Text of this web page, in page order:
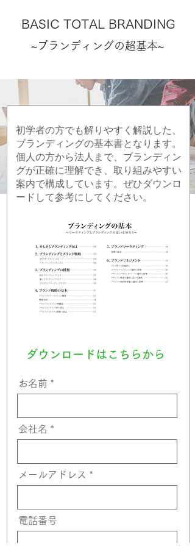
BASIC TOTAL BRANDING
~ブランディングの超基本~
初学者の方でも解りやすく解説した、
ブランディングの基本書となります。
個人の方から法人まで、ブランディン
グが正確に理解でき、取り組みやすい
案内で構成しています。ぜひダウンロ
ードして参考にしてください。
ダウンロードはこちらから
お名前
会社名
メールアドレス
電話番号